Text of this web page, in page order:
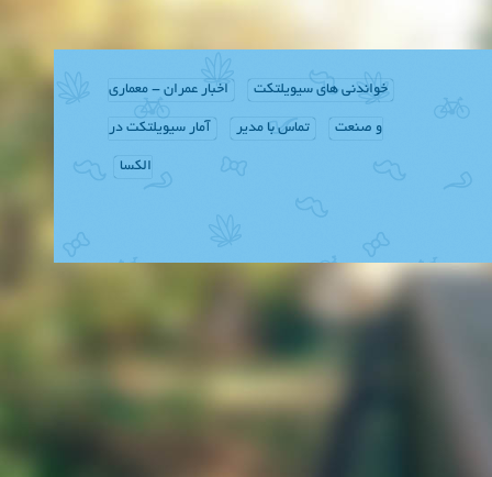
خواندنی های سیویلتکت اخبار عمران - معماری
و صنعت تماس با مدیر آمار سیویلتکت در
الکسا